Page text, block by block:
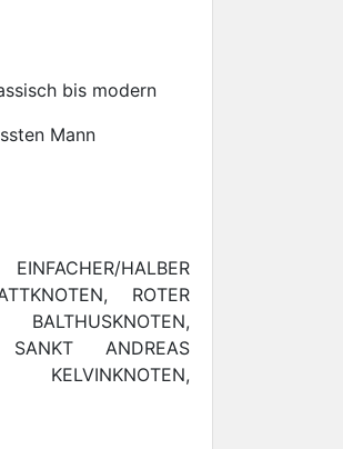
bis modern
Mann
HALBER
ROTER
SANKT ANDREAS
KELVINKNOTEN,